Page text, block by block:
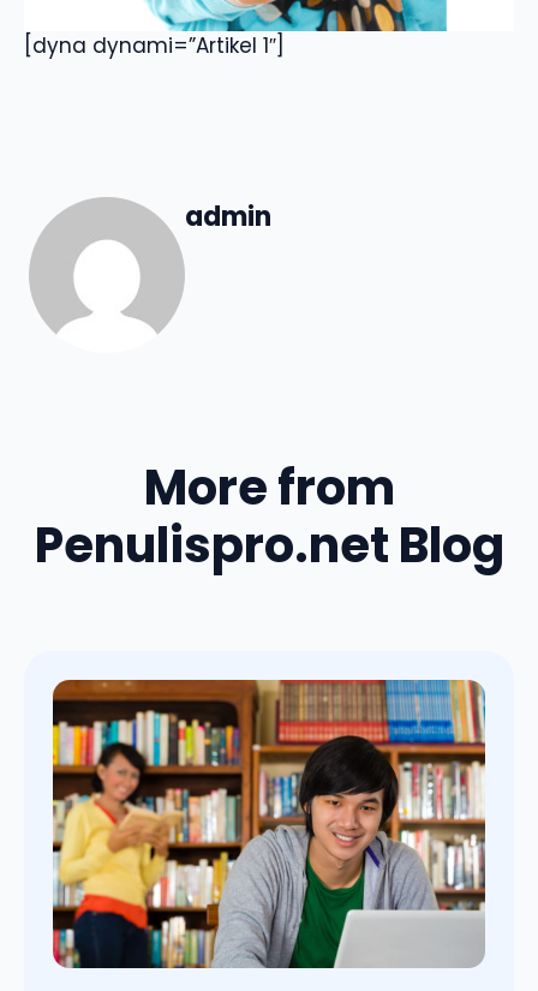
[dyna dynami=”Artikel 1″]
admin
More from
Penulispro.net Blog